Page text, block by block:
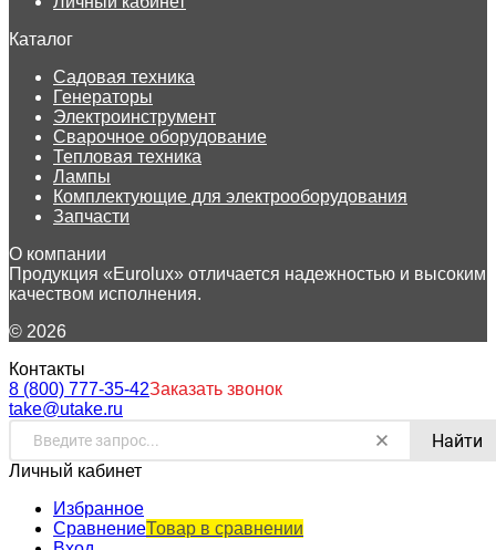
Каталог
Садовая техника
Генераторы
Электроинструмент
Сварочное оборудование
Тепловая техника
Лампы
Комплектующие для электрооборудования
Запчасти
О компании
Продукция «Eurolux» отличается надежностью и высоким
качеством исполнения.
© 2026
Контакты
8 (800) 777-35-42Заказать звонок
take@utake.ru
Найти
Личный кабинет
Избранное
СравнениеТовар в сравнении